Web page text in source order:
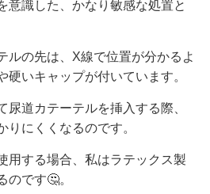
意識した、かなり敏感な処置と
ルの先は、X線で位置が分かるよ
硬いキャップが付いています。
尿道カテーテルを挿入する際、
りにくくなるのです。
用する場合、私はラテックス製
のです🤔。